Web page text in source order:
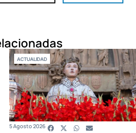
ACTUALIDAD
5 Agosto 2026